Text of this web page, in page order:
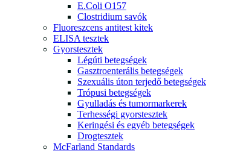
E.Coli O157
Clostridium savók
Fluoreszcens antitest kitek
ELISA tesztek
Gyorstesztek
Légúti betegségek
Gasztroenterális betegségek
Szexuális úton terjedő betegségek
Trópusi betegségek
Gyulladás és tumormarkerek
Terhességi gyorstesztek
Keringési és egyéb betegségek
Drogtesztek
McFarland Standards